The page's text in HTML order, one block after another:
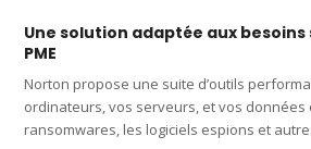
Une solution adaptée aux
PME
Norton propose une suite d’outils
ordinateurs, vos serveurs, et vos données
ransomwares, les logiciels espions et